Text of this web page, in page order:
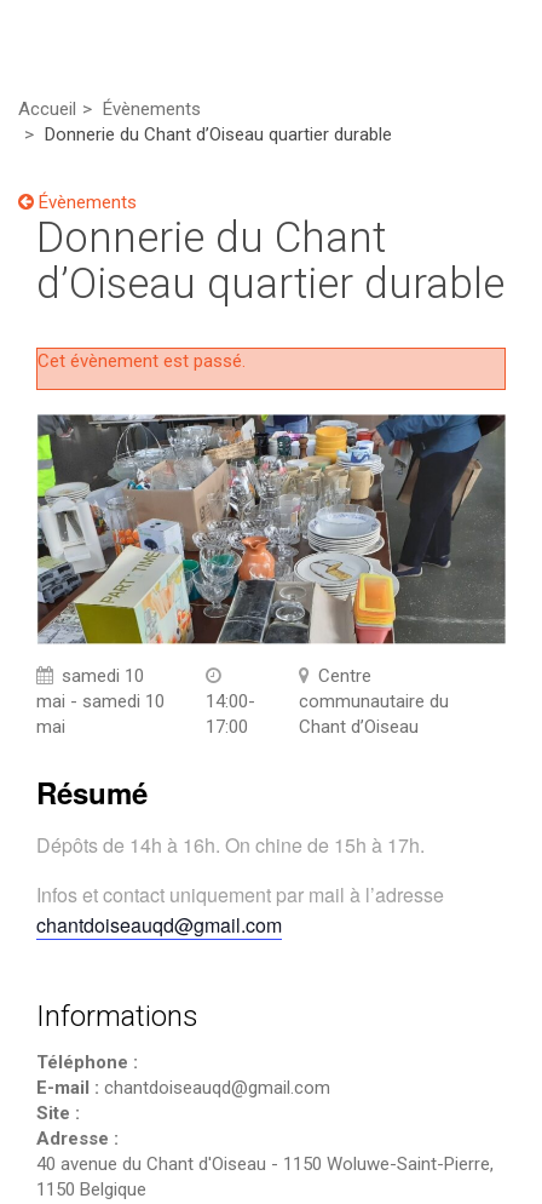
Accueil
Évènements
Donnerie du Chant d’Oiseau quartier durable
Évènements
Donnerie du Chant
d’Oiseau quartier durable
Cet évènement est passé.
samedi 10
mai - samedi 10
mai
14:00-
17:00
Centre
communautaire du
Chant d’Oiseau
Résumé
Dépôts de 14h à 16h. On chine de 15h à 17h.
Infos et contact uniquement par mail à l’adresse
chantdoiseauqd@gmail.com
Informations
Téléphone :
E-mail : chantdoiseauqd@gmail.com
Site :
Adresse :
40 avenue du Chant d'Oiseau - 1150 Woluwe-Saint-Pierre,
1150 Belgique